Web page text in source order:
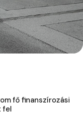
fő finanszírozási
fel